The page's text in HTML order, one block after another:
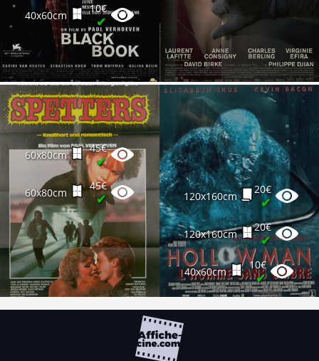
40x60cm
10€
✔
60x80cm
45€
✔
60x80cm
45€
✔ 120x160cm
20€
✔
120x160cm
20€
✔
40x60cm
10€
✔